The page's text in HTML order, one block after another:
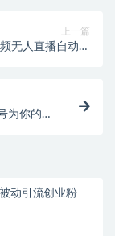
上一篇
无人直播自动聊
为你的账
动引流创业粉